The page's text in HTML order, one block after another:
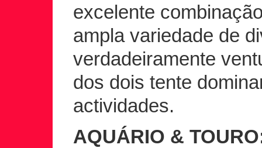
excelente
ampla variedade de
verdadeiramente
dos dois tente
actividades.
AQUÁRIO &